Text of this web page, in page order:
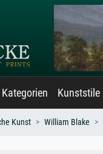
Kategorien Kunststile
Kunst William Blake